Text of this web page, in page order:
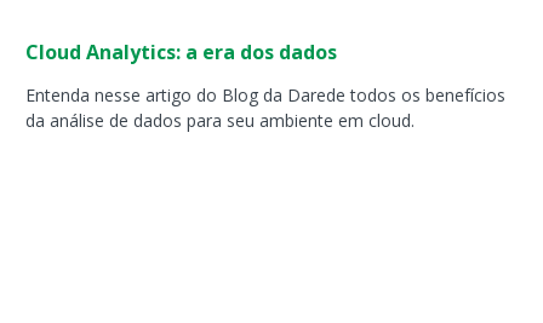
Cloud Analytics: a era dos dados
Entenda nesse artigo do Blog da Darede todos os benefícios
da análise de dados para seu ambiente em cloud.